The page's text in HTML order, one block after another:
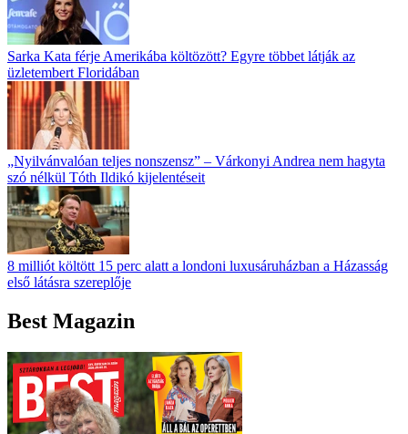
Sarka Kata férje Amerikába költözött? Egyre többet látják az
üzletembert Floridában
„Nyilvánvalóan teljes nonszensz” – Várkonyi Andrea nem hagyta
szó nélkül Tóth Ildikó kijelentéseit
8 milliót költött 15 perc alatt a londoni luxusáruházban a Házasság
első látásra szereplője
Best Magazin